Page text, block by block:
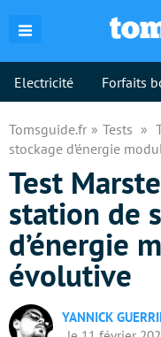
Electricité Forfaits
Tomsguide.fr Tests
stockage d’énergie
Test
station de
d’énergie
évolutive
YANNICK